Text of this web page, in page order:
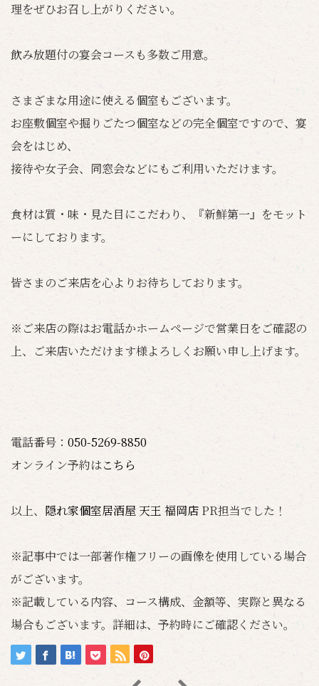
理をぜひお召し上がりください。
飲み放題付の宴会コースも多数ご用意。
さまざまな用途に使える個室もございます。
お座敷個室や掘りごたつ個室などの完全個室ですので、宴
会をはじめ、
接待や女子会、同窓会などにもご利用いただけます。
食材は質・味・見た目にこだわり、『新鮮第一』をモット
ーにしております。
皆さまのご来店を心よりお待ちしております。
※ご来店の際はお電話かホームページで営業日をご確認の
上、ご来店いただけます様よろしくお願い申し上げます。
電話番号： 050-5269-8850
オンライン予約はこちら
以上、 隠れ家個室居酒屋 天王 福岡店 PR担当でした！
※記事中では一部著作権フリーの画像を使用している場合
がございます。
※記載している内容、コース構成、金額等、実際と異なる
場合もございます。詳細は、予約時にご確認ください。